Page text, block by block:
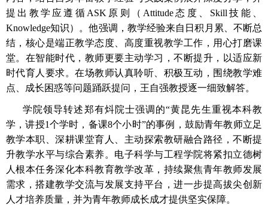
提出教学应遵循 ASK 原则（ Attitude 态度、 Skill 技能、
Knowledge知识）。他强调，教学经验来自日积月累、不断总
结，核心是端正教学态度、高度重视教学工作，用心打磨课
堂。在智能时代，教师更要主动学习，不断提升，以适应新
时代育人要求。在场教师认真聆听、积极互动，围绕教学难
点、成长困惑等问题踊跃提问，王自强教授逐一细致解答。
学院领导转述郑有炓院士强调的“黄昆先生重视本科教
学，讲授1个学时，备课8个小时”的事例，鼓励青年教师立足
教学本职、深耕课堂育人、主动探索教研融合路径，不断提
升教学水平与综合素养。电子科学与工程学院将紧扣立德树
人根本任务深化本科教育教学改革，持续聚焦青年教师发展
需求，搭建教学交流与发展支持平台，进一步提高拔尖创新
人才培养质量，并为青年教师成长成才提供坚实保障。